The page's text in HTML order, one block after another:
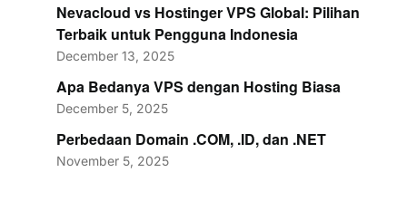
Nevacloud vs Hostinger VPS Global: Pilihan
Terbaik untuk Pengguna Indonesia
December 13, 2025
Apa Bedanya VPS dengan Hosting Biasa
December 5, 2025
Perbedaan Domain .COM, .ID, dan .NET
November 5, 2025